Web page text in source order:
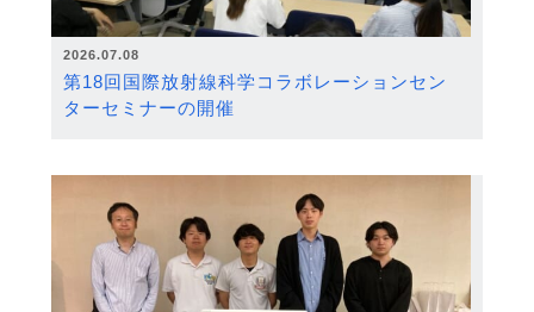
2026.07.08
第18回国際放射線科学コラボレーションセン
ターセミナーの開催